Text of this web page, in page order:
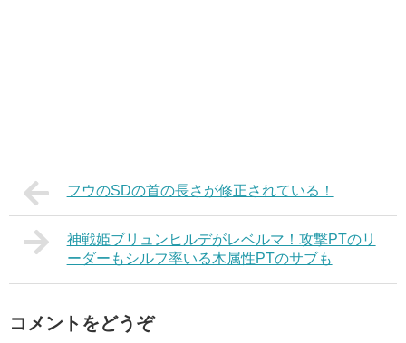
フウのSDの首の長さが修正されている！
神戦姫ブリュンヒルデがレベルマ！攻撃PTのリ
ーダーもシルフ率いる木属性PTのサブも
コメントをどうぞ